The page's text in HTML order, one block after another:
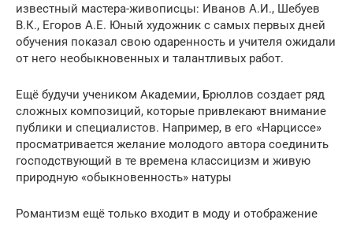
известный мастера-живописцы: Иванов А.И., Шебуев
В.К., Егоров А.Е. Юный художник с самых первых дней
обучения показал свою одаренность и учителя ожидали
от него необыкновенных и талантливых работ.
Ещё будучи учеником Академии, Брюллов создает ряд
сложных композиций, которые привлекают внимание
публики и специалистов. Например, в его «Нарциссе»
просматривается желание молодого автора соединить
господствующий в те времена классицизм и живую
природную «обыкновенность» натуры
Романтизм ещё только входит в моду и отображение